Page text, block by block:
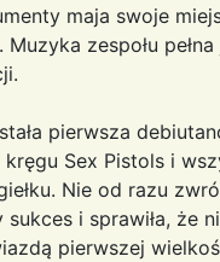
maja swoje
zespołu
pierwsza
kręgu Sex Pistols i
Nie od razu
sukces i sprawiła, że
pierwszej